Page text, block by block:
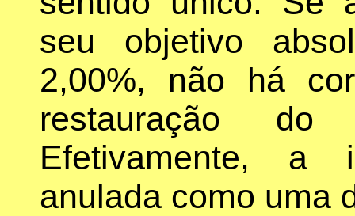
seu objetivo
2,00%, não há
restauração
Efetivamente, a
anulada como uma